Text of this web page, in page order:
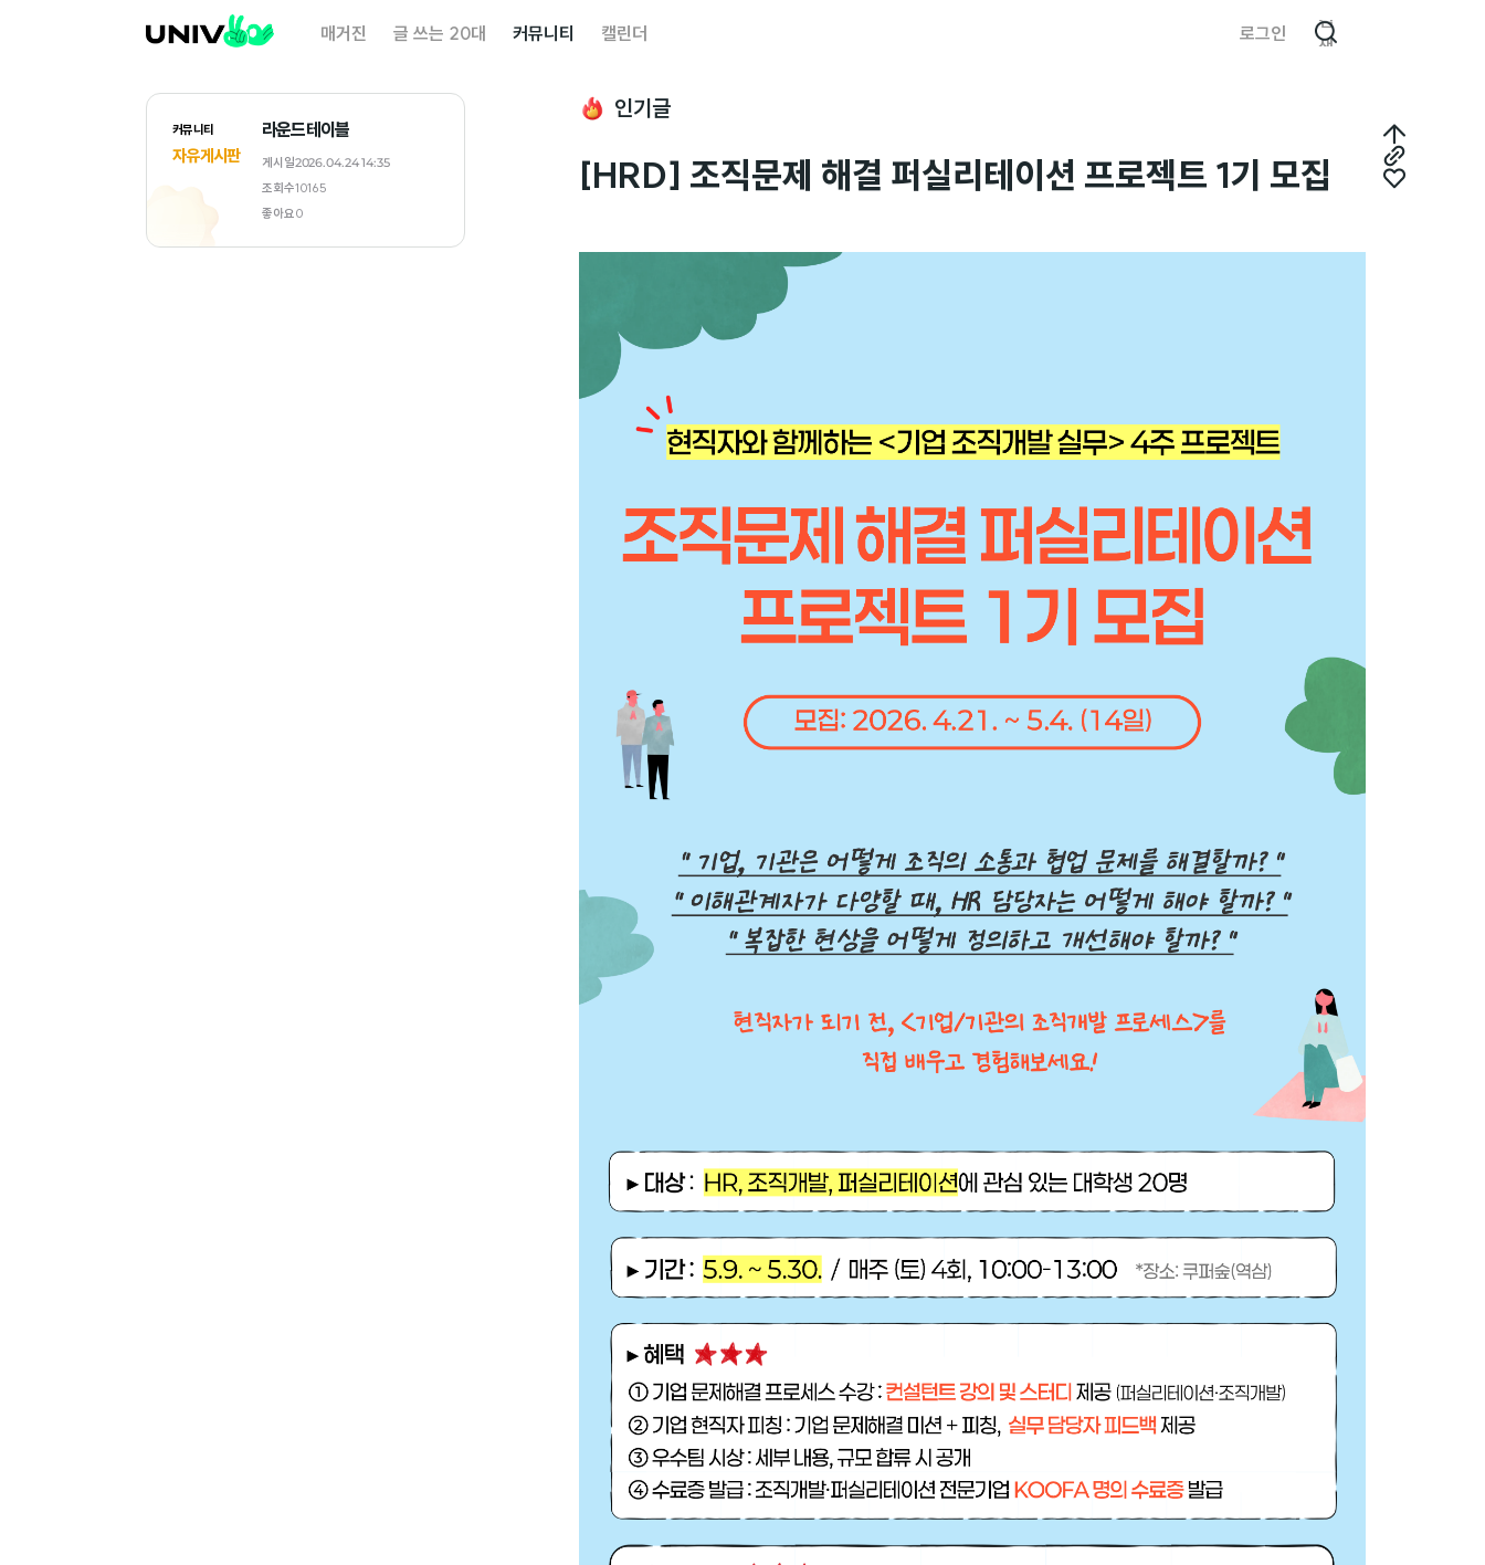
매거진 글 쓰는 20대 커뮤니티 캘린더 로그인
검
색
커뮤니티
자유게시판
라운드테이블
게시일2026.04.24 14:35
조회수10165
좋아요0
인기글
[HRD] 조직문제 해결 퍼실리테이션 프로젝트 1기 모집
최
상
링
좋